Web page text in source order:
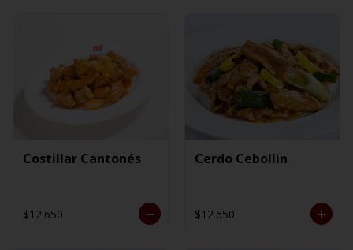
Costillar Cantonés
$12.650
Cerdo Cebollin
$12.650